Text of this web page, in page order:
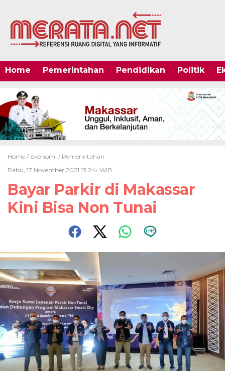
Home Pemerintahan Pendidikan Politik
Home / Ekonomi / Pemerintahan
Rabu, 17 November 2021 13:24- WIB
Bayar Parkir di Makassar
Kini Bisa Non Tunai